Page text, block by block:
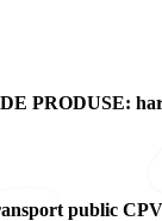
public